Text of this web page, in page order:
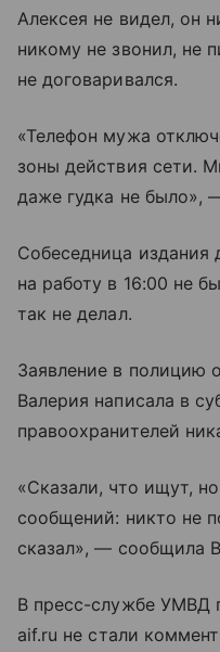
Алексея не видел, он
никому не звонил, не
не договаривался.
«Телефон мужа
зоны действия сети.
даже гудка не было»,
Собеседница издания
на работу в 16:00 не
так не делал.
Заявление в полицию
Валерия написала в
правоохранителей
«Сказали, что ищут,
сообщений: никто не
сказал», — сообщила
В пресс-службе УМВД
aif.ru не стали